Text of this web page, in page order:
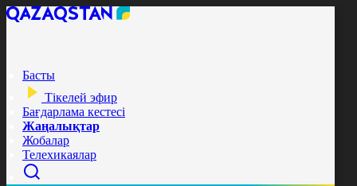
Басты
Тікелей эфир
Бағдарлама кестесі
Жаңалықтар
Жобалар
Телехикаялар